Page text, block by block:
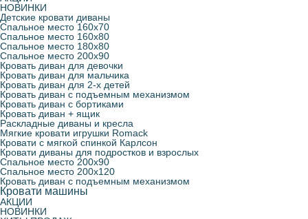
НОВИНКИ
Детские кровати диваны
Спальное место 160х70
Спальное место 160х80
Спальное место 180х80
Спальное место 200х90
Кровать диван для девочки
Кровать диван для мальчика
Кровать диван для 2-х детей
Кровать диван с подъемным механизмом
Кровать диван с бортиками
Кровать диван + ящик
Раскладные диваны и кресла
Мягкие кровати игрушки Romack
Кровати с мягкой спинкой Карлсон
Кровати диваны для подростков и взрослых
Спальное место 200х90
Спальное место 200х120
Кровать диван с подъемным механизмом
Кровати машины
АКЦИИ
НОВИНКИ